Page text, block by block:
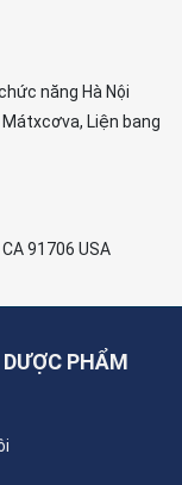
năng Hà Nội
Liện bang
91706 USA
PHẨM